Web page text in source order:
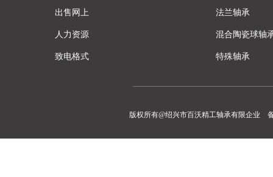
出售网上
人力资源
致电格式
法兰轴承
混合陶瓷球轴
特殊轴承
版权所有@绍兴市百沃精工轴承有限企业